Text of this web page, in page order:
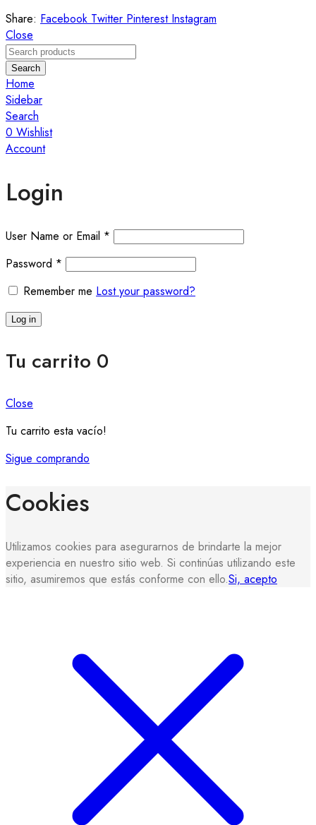
Share: Facebook Twitter Pinterest Instagram
Close
Search
Home
Sidebar
Search
0 Wishlist
Account
Login
User Name or Email *
Password *
Remember me Lost your password?
Log in
Tu carrito 0
Close
Tu carrito esta vacío!
Sigue comprando
Cookies
Utilizamos cookies para asegurarnos de brindarte la mejor
experiencia en nuestro sitio web. Si continúas utilizando este
sitio, asumiremos que estás conforme con ello.Si, acepto